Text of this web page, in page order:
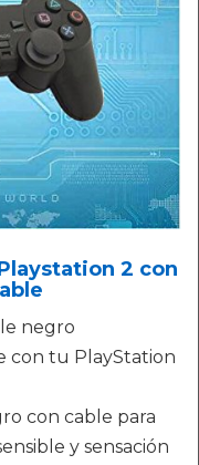
2 con
negro
con tu PlayStation
con cable para
y sensación